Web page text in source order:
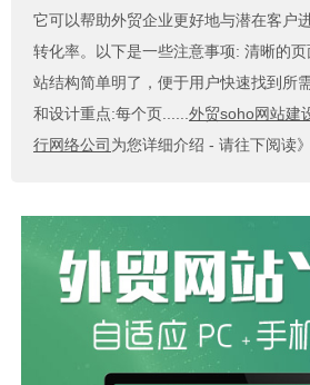
它可以帮助外贸企业更好地与潜在客户
转化率。以下是一些注意事项: 清晰的
站结构简单明了，便于用户快速找到所
和设计重点:每个页......外贸soho网站建
行网络公司 为您详细介绍 - 请往下阅读》